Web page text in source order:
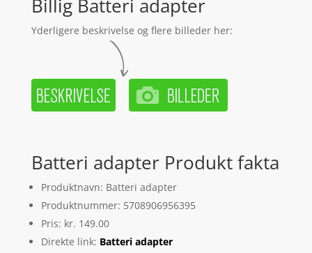
Billig Batteri adapter
Yderligere beskrivelse og flere billeder her:
Batteri adapter Produkt fakta
Produktnavn: Batteri adapter
Produktnummer: 5708906956395
Pris: kr. 149.00
Direkte link: Batteri adapter